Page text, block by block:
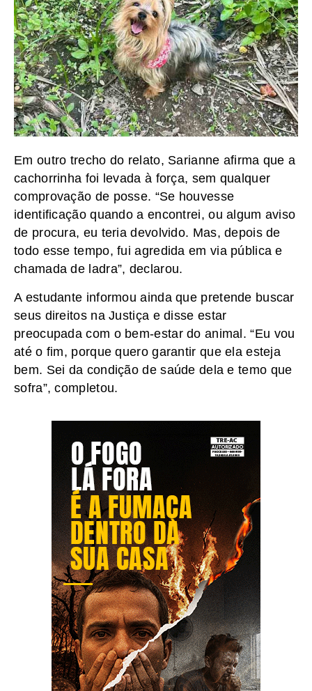
Em outro trecho do relato, Sarianne afirma que a
cachorrinha foi levada à força, sem qualquer
comprovação de posse. “Se houvesse
identificação quando a encontrei, ou algum aviso
de procura, eu teria devolvido. Mas, depois de
todo esse tempo, fui agredida em via pública e
chamada de ladra”, declarou.
A estudante informou ainda que pretende buscar
seus direitos na Justiça e disse estar
preocupada com o bem-estar do animal. “Eu vou
até o fim, porque quero garantir que ela esteja
bem. Sei da condição de saúde dela e temo que
sofra”, completou.